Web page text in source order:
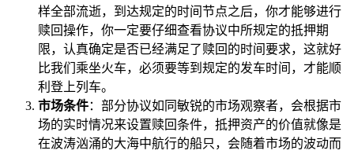
样全部流逝，到达规定的时间节点之后，你才能够进行
赎回操作，你一定要仔细查看协议中所规定的抵押期
限，认真确定是否已经满足了赎回的时间要求，这就好
比我们乘坐火车，必须要等到规定的发车时间，才能顺
利登上列车。
市场条件：部分协议如同敏锐的市场观察者，会根据市
场的实时情况来设置赎回条件，抵押资产的价值就像是
在波涛汹涌的大海中航行的船只，会随着市场的波动而